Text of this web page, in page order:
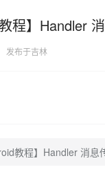
程】Handler
发布于吉林
教程】Handler 消息